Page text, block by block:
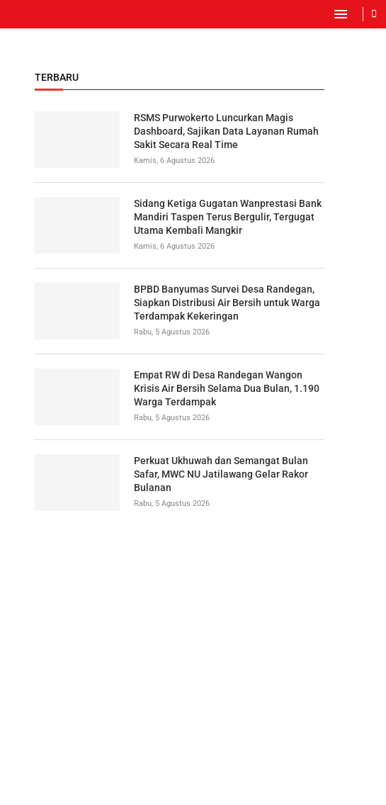
TERBARU
RSMS Purwokerto Luncurkan Magis
Dashboard, Sajikan Data Layanan Rumah
Sakit Secara Real Time
Kamis, 6 Agustus 2026
Sidang Ketiga Gugatan Wanprestasi Bank
Mandiri Taspen Terus Bergulir, Tergugat
Utama Kembali Mangkir
Kamis, 6 Agustus 2026
BPBD Banyumas Survei Desa Randegan,
Siapkan Distribusi Air Bersih untuk Warga
Terdampak Kekeringan
Rabu, 5 Agustus 2026
Empat RW di Desa Randegan Wangon
Krisis Air Bersih Selama Dua Bulan, 1.190
Warga Terdampak
Rabu, 5 Agustus 2026
Perkuat Ukhuwah dan Semangat Bulan
Safar, MWC NU Jatilawang Gelar Rakor
Bulanan
Rabu, 5 Agustus 2026